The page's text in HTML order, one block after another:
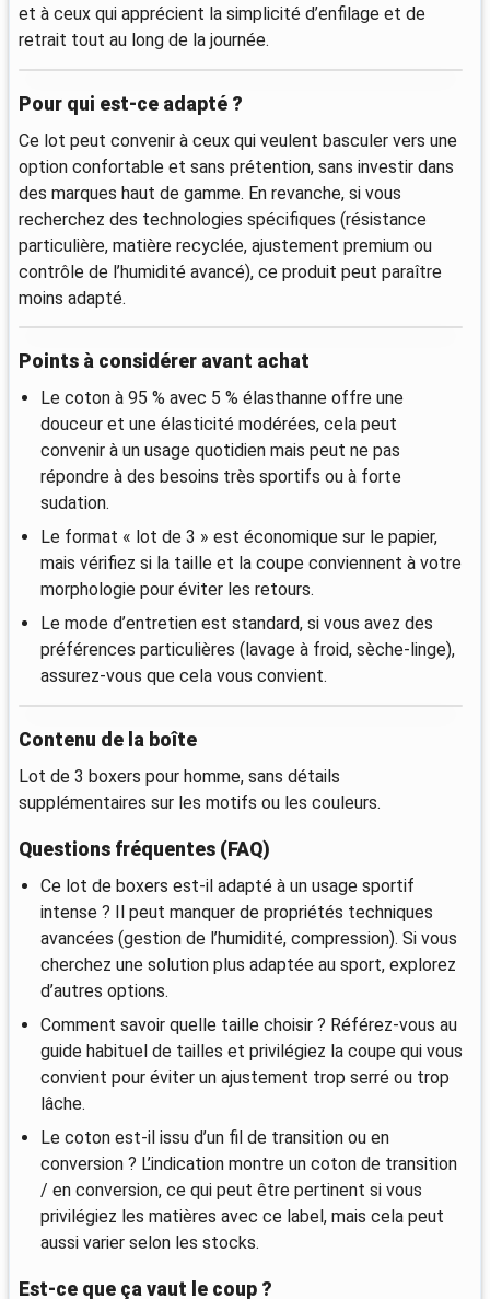
et à ceux qui apprécient la simplicité d’enfilage et de
retrait tout au long de la journée.
Pour qui est-ce adapté ?
Ce lot peut convenir à ceux qui veulent basculer vers une
option confortable et sans prétention, sans investir dans
des marques haut de gamme. En revanche, si vous
recherchez des technologies spécifiques (résistance
particulière, matière recyclée, ajustement premium ou
contrôle de l’humidité avancé), ce produit peut paraître
moins adapté.
Points à considérer avant achat
Le coton à 95 % avec 5 % élasthanne offre une
douceur et une élasticité modérées, cela peut
convenir à un usage quotidien mais peut ne pas
répondre à des besoins très sportifs ou à forte
sudation.
Le format « lot de 3 » est économique sur le papier,
mais vérifiez si la taille et la coupe conviennent à votre
morphologie pour éviter les retours.
Le mode d’entretien est standard, si vous avez des
préférences particulières (lavage à froid, sèche-linge),
assurez-vous que cela vous convient.
Contenu de la boîte
Lot de 3 boxers pour homme, sans détails
supplémentaires sur les motifs ou les couleurs.
Questions fréquentes (FAQ)
Ce lot de boxers est-il adapté à un usage sportif
intense ? Il peut manquer de propriétés techniques
avancées (gestion de l’humidité, compression). Si vous
cherchez une solution plus adaptée au sport, explorez
d’autres options.
Comment savoir quelle taille choisir ? Référez-vous au
guide habituel de tailles et privilégiez la coupe qui vous
convient pour éviter un ajustement trop serré ou trop
lâche.
Le coton est-il issu d’un fil de transition ou en
conversion ? L’indication montre un coton de transition
/ en conversion, ce qui peut être pertinent si vous
privilégiez les matières avec ce label, mais cela peut
aussi varier selon les stocks.
Est-ce que ça vaut le coup ?